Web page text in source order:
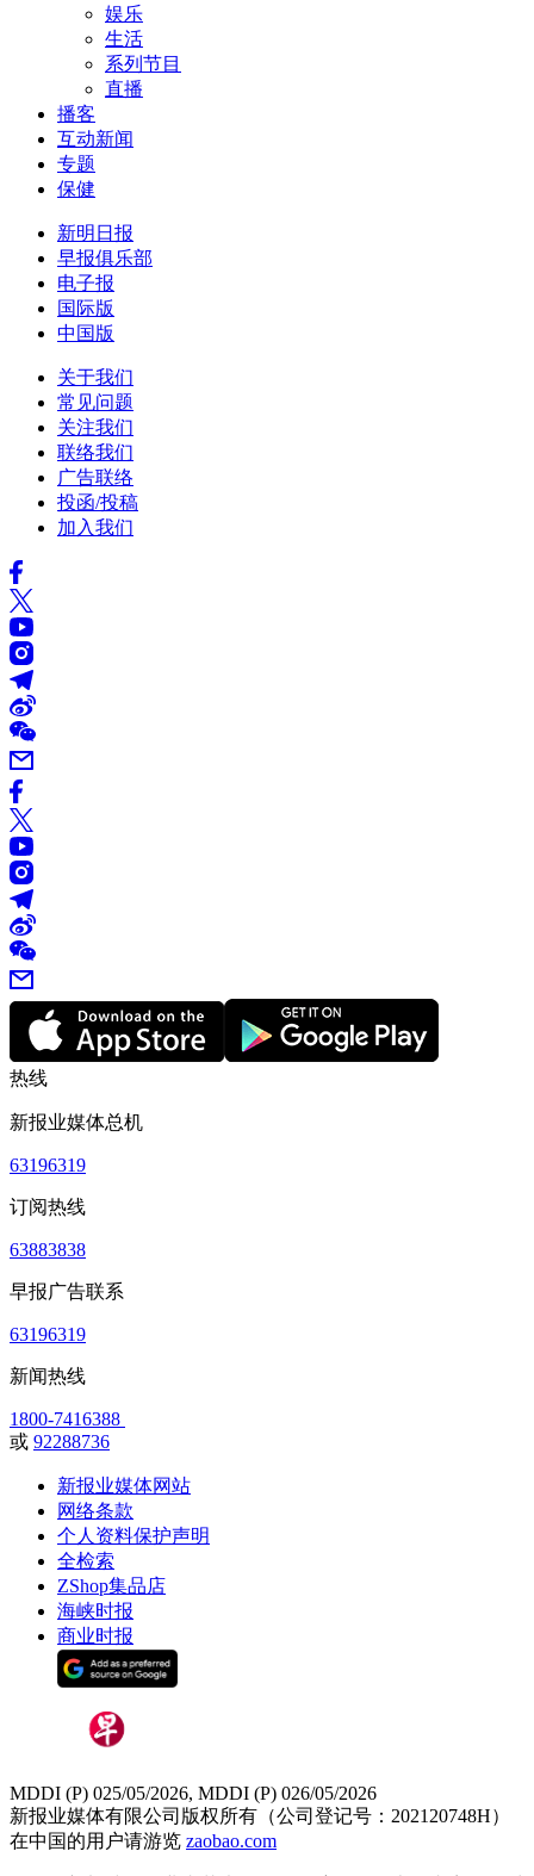
娱乐
生活
系列节目
直播
播客
互动新闻
专题
保健
新明日报
早报俱乐部
电子报
国际版
中国版
关于我们
常见问题
关注我们
联络我们
广告联络
投函/投稿
加入我们
热线
新报业媒体总机
63196319
订阅热线
63883838
早报广告联系
63196319
新闻热线
1800-7416388
或 92288736
新报业媒体网站
网络条款
个人资料保护声明
全检索
ZShop集品店
海峡时报
商业时报
MDDI (P) 025/05/2026, MDDI (P) 026/05/2026
新报业媒体有限公司版权所有（公司登记号：202120748H）
在中国的用户请游览 zaobao.com